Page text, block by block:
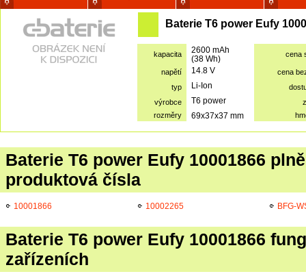
Baterie T6 power Eufy
kapacita
2600 mAh
(38 Wh)
cena
napětí 14.8 V
cena
typ
Li-Ion
výrobce
T6 power
rozměry
69x37x37 mm
Baterie T6 power Eufy 10001866
produktová čísla
10001866 10002265 BFG-
Baterie T6 power Eufy 10001866
zařízeních